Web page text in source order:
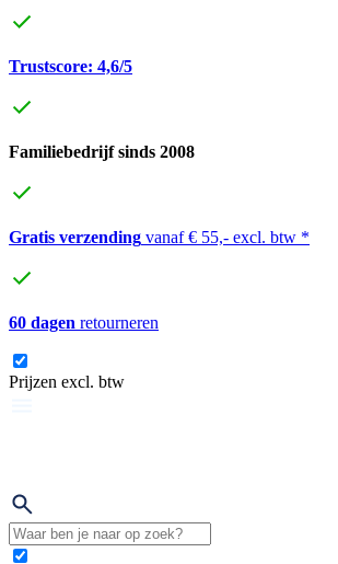
Trustscore: 4,6/5
Familiebedrijf sinds 2008
Gratis verzending vanaf € 55,- excl. btw *
60 dagen retourneren
Prijzen excl. btw